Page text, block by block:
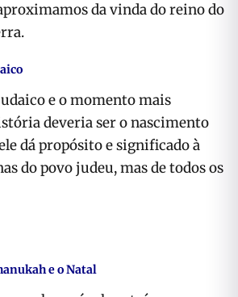
da vinda do reino do
e o momento mais
deveria ser o nascimento
dá propósito e significado à
do povo judeu, mas de todos os
e o Natal